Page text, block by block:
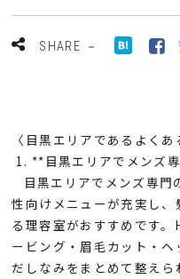
〈目黒エリアであるよくあ
1. **目黒エリアでメンズ
目黒エリアでメンズ専門
性向けメニューが充実し
る理容室がおすすめです
ービング・眉毛カット・
だしなみをまとめて整えら